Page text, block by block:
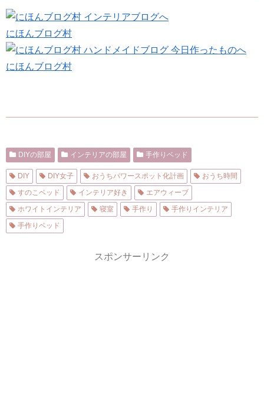
にほんブログ村
にほんブログ村
DIYの部屋 インテリアの部屋 手作りベッド
DIY DIY女子 おうちパワースポット化計画
おうち時間
すのこベッド
インテリア好き
エアウィーブ
ホワイトインテリア
寝室 手作り
手作りインテリア
手作りベッド
スポンサーリンク